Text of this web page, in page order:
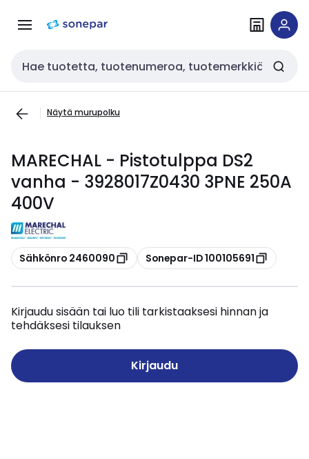
navigointiinsisältöön
Haku
Näytä murupolku
MARECHAL - Pistotulppa DS2
vanha - 3928017Z0430 3PNE 250A
400V
Kopioi
Sähkönro 2460090 Kopioi
Sonepar-ID 100105691
Kirjaudu sisään tai luo tili tarkistaaksesi hinnan ja
tehdäksesi tilauksen
Kirjaudu